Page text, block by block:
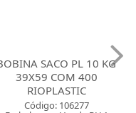
BOBINA SACO PL 10 KG
39X59 COM 400
RIOPLASTIC